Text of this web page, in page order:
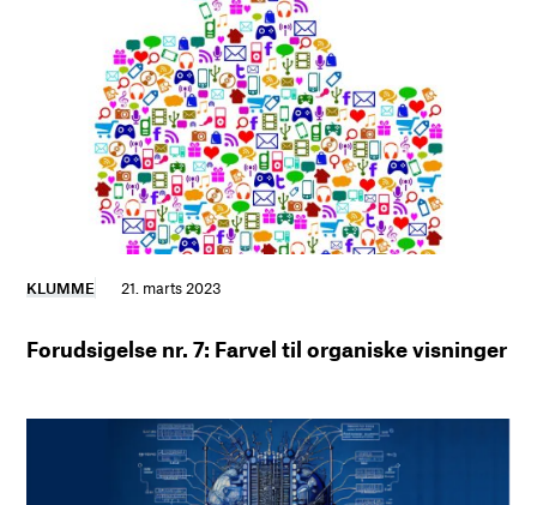
KLUMME 21. marts 2023
Forudsigelse nr. 7: Farvel til organiske visninger